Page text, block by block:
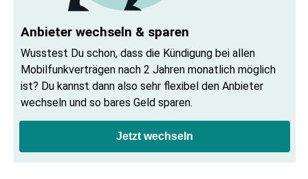
Anbieter wechseln & sparen
Wusstest Du schon, dass die Kündigung bei allen
Mobilfunkverträgen nach 2 Jahren monatlich möglich
ist? Du kannst dann also sehr flexibel den Anbieter
wechseln und so bares Geld sparen.
Jetzt wechseln